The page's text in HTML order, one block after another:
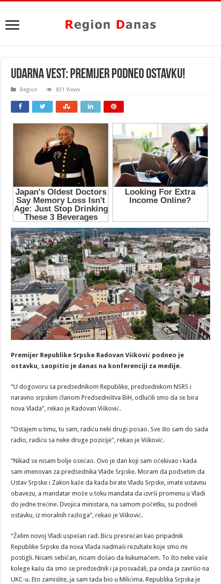
UDARNA VEST: Premijer podneo ostavku!
Region 831 Views
Premijer Republike Srpske Radovan Višković podneo je
ostavku, saopštio je danas na konferenciji za medije.
“U dogovoru sa predsednikom Republike, predsednikom NSRS i
naravno srpskim članom Predsedništva BiH, odlučili smo da se bira
nova Vlada”, rekao je Radovan Višković.
“Ostajem u timu, tu sam, radiću neki drugi posao. Sve što sam do sada
radio, radiću sa neke druge pozicije”, rekao je Višković.
“Nikad se nisam bolje osećao. Ovo je dan koji sam očekivao i kada
sam imenovan za predsednika Vlade Srpske. Moram da podsetim da
Ustav Srpske i Zakon kaže da kada birate Vladu Srpske, imate ustavnu
obavezu, a mandatar može u toku mandata da izvrši promenu u Vladi
do jedne trećine. Dvojica ministara, na samom početku, su podneli
ostavku, iz moralnih razloga”, rekao je Višković.
“Želim novoj Vladi uspešan rad. Biću presrećan kao pripadnik
Republike Srpske da nova Vlada nadmaši rezultate koje smo mi
postigli. Nisam sebičan, nisam došao da kukumačem. To što neke vaše
kolege kažu da smo se predsednik i ja posvađali, pa onda ja završio na
UKC-u. Eto zamislite, ja sam tada bio u Milićima. Republika Srpska je